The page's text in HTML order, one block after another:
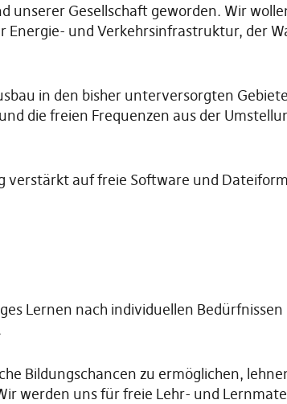
unserer Gesellschaft geworden. Wir
und Verkehrsinfrastruktur, der
in den bisher unterversorgten
die freien Frequenzen aus der
verstärkt auf freie Software und
Lernen nach individuellen
Bildungschancen zu ermöglichen,
werden uns für freie Lehr- und